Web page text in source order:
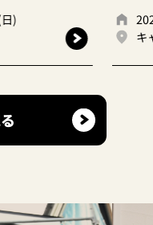
2026年
キャン